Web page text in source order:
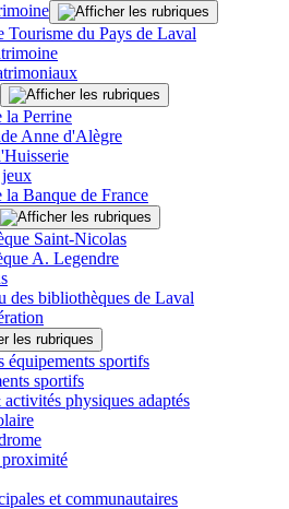
Tourisme du Pays de Laval
la Perrine
Anne d'Alègre
la Banque de France
Saint-Nicolas
A. Legendre
des bibliothèques de Laval
équipements sportifs
sportifs
physiques adaptés
proximité
et communautaires